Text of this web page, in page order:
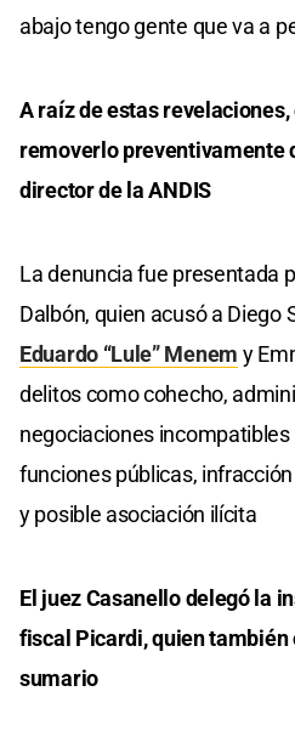
abajo tengo gente que va a
A raíz de estas
removerlo preventivamente
director de la ANDIS
La denuncia fue presentada
Dalbón, quien acusó a Diego
Eduardo “Lule” Menem y
delitos como cohecho,
negociaciones incompatibles
funciones públicas,
y posible asociación ilícita
El juez Casanello delegó la
fiscal Picardi, quien también
sumario